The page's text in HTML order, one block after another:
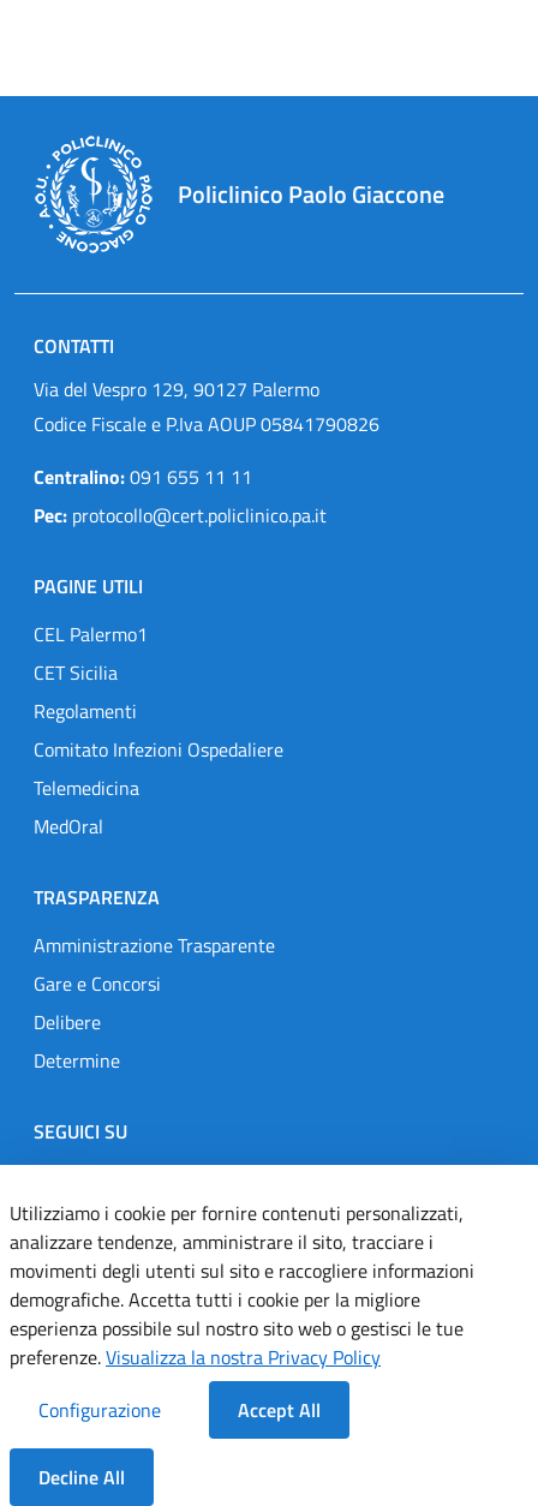
Policlinico Paolo Giaccone
CONTATTI
Via del Vespro 129, 90127 Palermo
Codice Fiscale e P.Iva AOUP 05841790826
Centralino:091 655 11 11
Pec: protocollo@cert.policlinico.pa.it
PAGINE UTILI
CEL Palermo1
CET Sicilia
Regolamenti
Comitato Infezioni Ospedaliere
Telemedicina
MedOral
TRASPARENZA
Amministrazione Trasparente
Gare e Concorsi
Delibere
Determine
SEGUICI SU
Designers Italia
TwitterInstagramYoutubeLinkedin
Dichiarazione di accessibilità
Informativa cookie
Note legali
Servizi Applicativi
Utilizziamo i cookie per fornire contenuti personalizzati,
analizzare tendenze, amministrare il sito, tracciare i
movimenti degli utenti sul sito e raccogliere informazioni
demografiche. Accetta tutti i cookie per la migliore
esperienza possibile sul nostro sito web o gestisci le tue
preferenze.Visualizza la nostra Privacy Policy
Configurazione
Accept All
Decline All